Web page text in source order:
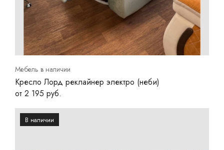
Мебель в наличии
Кресло Лорд реклайнер электро (неби)
от 2 195 руб.
В наличии